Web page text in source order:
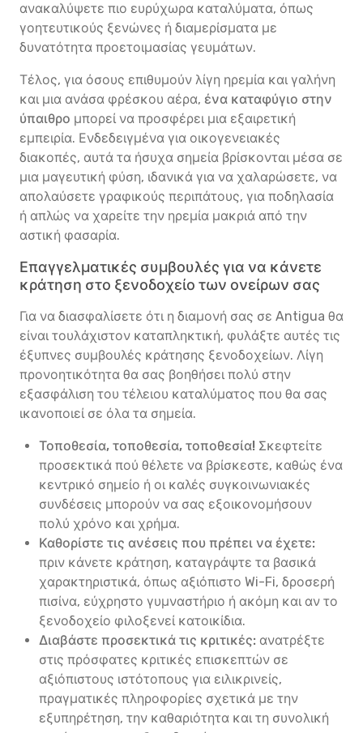
ανακαλύψετε πιο ευρύχωρα καταλύματα, όπως
γοητευτικούς ξενώνες ή διαμερίσματα με
δυνατότητα προετοιμασίας γευμάτων.
Τέλος, για όσους επιθυμούν λίγη ηρεμία και γαλήνη
και μια ανάσα φρέσκου αέρα, ένα καταφύγιο στην
ύπαιθρο μπορεί να προσφέρει μια εξαιρετική
εμπειρία. Ενδεδειγμένα για οικογενειακές
διακοπές, αυτά τα ήσυχα σημεία βρίσκονται μέσα σε
μια μαγευτική φύση, ιδανικά για να χαλαρώσετε, να
απολαύσετε γραφικούς περιπάτους, για ποδηλασία
ή απλώς να χαρείτε την ηρεμία μακριά από την
αστική φασαρία.
Επαγγελματικές συμβουλές για να κάνετε
κράτηση στο ξενοδοχείο των ονείρων σας
Για να διασφαλίσετε ότι η διαμονή σας σε Antigua θα
είναι τουλάχιστον καταπληκτική, φυλάξτε αυτές τις
έξυπνες συμβουλές κράτησης ξενοδοχείων. Λίγη
προνοητικότητα θα σας βοηθήσει πολύ στην
εξασφάλιση του τέλειου καταλύματος που θα σας
ικανοποιεί σε όλα τα σημεία.
Τοποθεσία, τοποθεσία, τοποθεσία! Σκεφτείτε
προσεκτικά πού θέλετε να βρίσκεστε, καθώς ένα
κεντρικό σημείο ή οι καλές συγκοινωνιακές
συνδέσεις μπορούν να σας εξοικονομήσουν
πολύ χρόνο και χρήμα.
Καθορίστε τις ανέσεις που πρέπει να έχετε:
πριν κάνετε κράτηση, καταγράψτε τα βασικά
χαρακτηριστικά, όπως αξιόπιστο Wi-Fi, δροσερή
πισίνα, εύχρηστο γυμναστήριο ή ακόμη και αν το
ξενοδοχείο φιλοξενεί κατοικίδια.
Διαβάστε προσεκτικά τις κριτικές: ανατρέξτε
στις πρόσφατες κριτικές επισκεπτών σε
αξιόπιστους ιστότοπους για ειλικρινείς,
πραγματικές πληροφορίες σχετικά με την
εξυπηρέτηση, την καθαριότητα και τη συνολική